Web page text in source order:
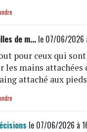
de m...le 07/06/2026
pour ceux qui
les mains attachées
attaché aux
le 07/06/2026 à